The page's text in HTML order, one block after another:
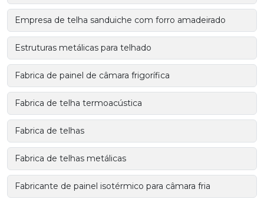
Empresa de telha sanduiche com forro amadeirado
Estruturas metálicas para telhado
Fabrica de painel de câmara frigorífica
Fabrica de telha termoacústica
Fabrica de telhas
Fabrica de telhas metálicas
Fabricante de painel isotérmico para câmara fria